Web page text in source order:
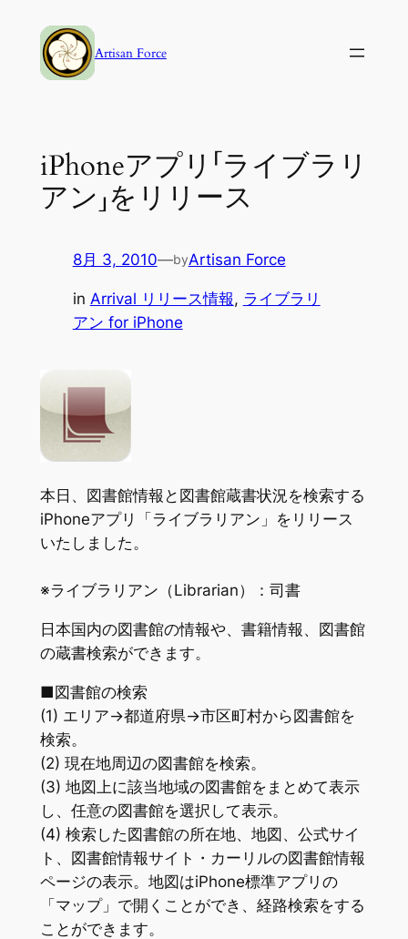
Artisan Force
iPhoneアプリ「ライブラリ
アン」をリリース
8月 3, 2010—byArtisan Force
in Arrival リリース情報, ライブラリ
アン for iPhone
本日、図書館情報と図書館蔵書状況を検索する
iPhoneアプリ「ライブラリアン」をリリース
いたしました。
※ライブラリアン（Librarian）：司書
日本国内の図書館の情報や、書籍情報、図書館
の蔵書検索ができます。
■図書館の検索
(1) エリア→都道府県→市区町村から図書館を
検索。
(2) 現在地周辺の図書館を検索。
(3) 地図上に該当地域の図書館をまとめて表示
し、任意の図書館を選択して表示。
(4) 検索した図書館の所在地、地図、公式サイ
ト、図書館情報サイト・カーリルの図書館情報
ページの表示。地図はiPhone標準アプリの
「マップ」で開くことができ、経路検索をする
ことができます。